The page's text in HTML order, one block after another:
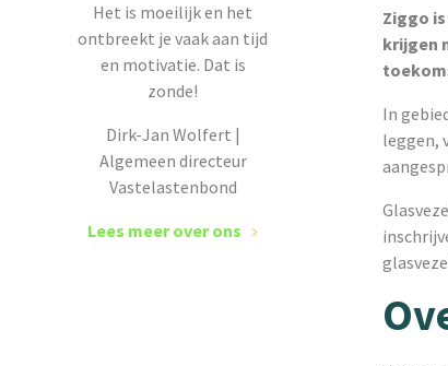
Het is moeilijk en het
ontbreekt je vaak aan tijd
en motivatie. Dat is
zonde!
Dirk-Jan Wolfert |
Algemeen directeur
Vastelastenbond
Lees meer over ons
Ziggo
krijgen
In
leggen,